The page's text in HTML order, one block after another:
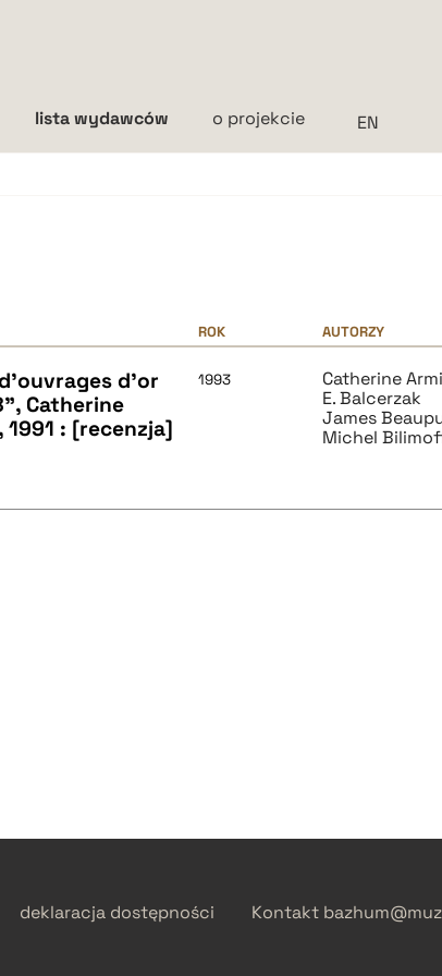
lista wydawców o projekcie
ROK AUTORZY
d'or
Catherine
: [recenzja]
1993
Catherine
E. Balcerzak
James
Michel
deklaracja dostępności Kontakt